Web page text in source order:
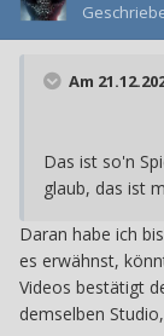
Am
Das ist so'n
glaub, das ist
Daran habe ich
es erwähnst,
Videos bestätigt
demselben